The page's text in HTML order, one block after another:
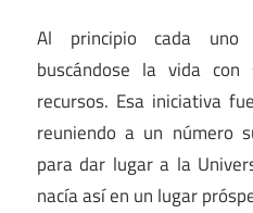
Al principio cada
buscándose la vida
recursos. Esa iniciativa
reuniendo a un número
para dar lugar a la
nacía así en un lugar